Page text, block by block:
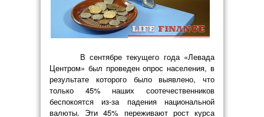
В сентябре текущего года «Левада
Центром» был проведен опрос населения, в
результате которого было выявлено, что
только 45% наших соотечественников
беспокоятся из-за падения национальной
валюты. Эти 45% переживают рост курса